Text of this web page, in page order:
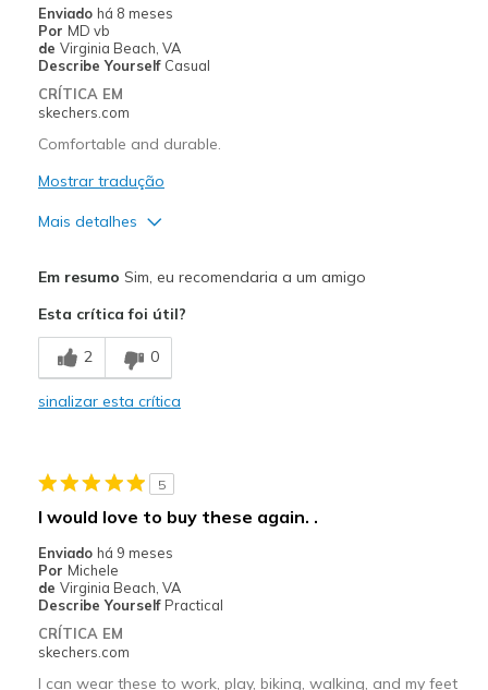
Os melhores usos
Opinião sobre
calçado
Enviado há 8 meses
Por MD vb
de Virginia Beach, VA
Describe Yourself Casual
CRÍTICA EM
skechers.com
Comfortable and durable.
Mostrar tradução
Mais detalhes
Comfortable
Durable
Em resumo Sim, eu recomendaria a um amigo
Esta crítica foi útil?
2 0
sinalizar esta crítica
5
I would love to buy these again. .
Enviado há 9 meses
Por Michele
de Virginia Beach, VA
Describe Yourself Practical
CRÍTICA EM
skechers.com
I can wear these to work, play, biking, walking, and my feet